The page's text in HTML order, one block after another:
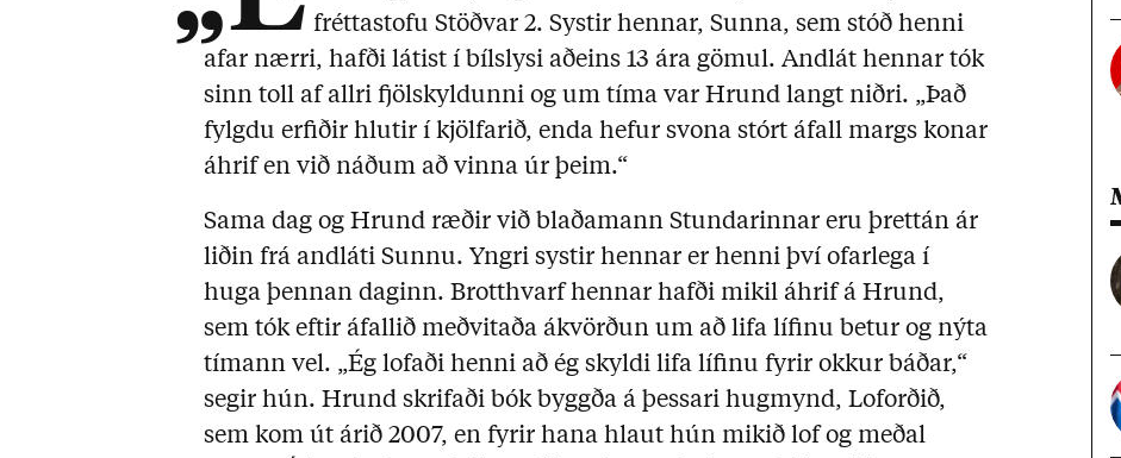
fréttastofu Stöðvar 2. Systir hennar, Sunna, sem stóð henni
afar nærri, hafði látist í bílslysi aðeins 13 ára gömul. Andlát hennar tók
sinn toll af allri fjölskyldunni og um tíma var Hrund langt niðri. „Það
fylgdu erfiðir hlutir í kjölfarið, enda hefur svona stórt áfall margs konar
áhrif en við náðum að vinna úr þeim.“
Sama dag og Hrund ræðir við blaðamann Stundarinnar eru þrettán ár
liðin frá andláti Sunnu. Yngri systir hennar er henni því ofarlega í
huga þennan daginn. Brotthvarf hennar hafði mikil áhrif á Hrund,
sem tók eftir áfallið meðvitaða ákvörðun um að lifa lífinu betur og nýta
tímann vel. „Ég lofaði henni að ég skyldi lifa lífinu fyrir okkur báðar,“
segir hún. Hrund skrifaði bók byggða á þessari hugmynd, Loforðið,
sem kom út árið 2007, en fyrir hana hlaut hún mikið lof og meðal